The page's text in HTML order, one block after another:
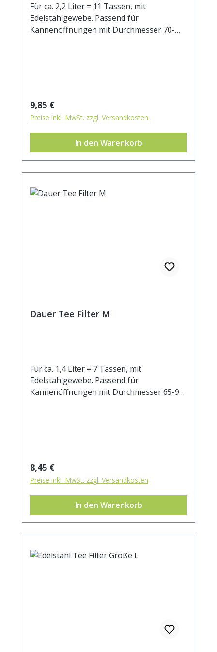
Für ca. 2,2 Liter = 11 Tassen, mit
Edelstahlgewebe. Passend für
Kannenöffnungen mit Durchmesser 70-
Regulärer Preis:
9,85 €
Preise inkl. MwSt. zzgl. Versandkosten
In den Warenkorb
Dauer Tee Filter M
Für ca. 1,4 Liter = 7 Tassen, mit
Edelstahlgewebe. Passend für
Kannenöffnungen mit Durchmesser 65-95
Regulärer Preis:
8,45 €
Preise inkl. MwSt. zzgl. Versandkosten
In den Warenkorb